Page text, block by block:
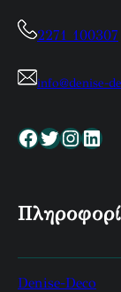
2271 100307
info@denise-
Facebook Twitter InstagramLinkedin
Denise-Deco